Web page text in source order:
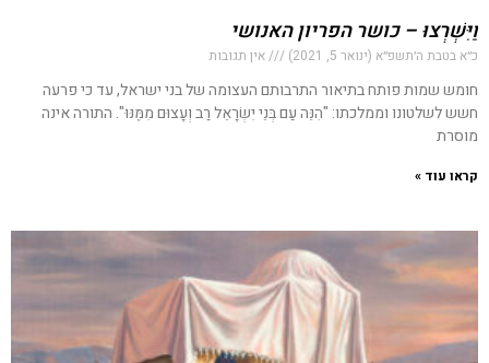
וַיִּשְׁרְצוּ – כושר הפריון האנושי
כ״א בטבת ה׳תשפ״א (ינואר 5, 2021) אין תגובות
חומש שמות פותח בתיאור התרבותם העצומה של בני ישראל, עד כי פרעה
חשש לשלטונו וממלכתו: "הִנֵּה עַם בְּנֵי יִשְׂרָאֵל רַב וְעָצוּם מִמֶּנּוּ". התורה אינה
מוסרת
קראו עוד »